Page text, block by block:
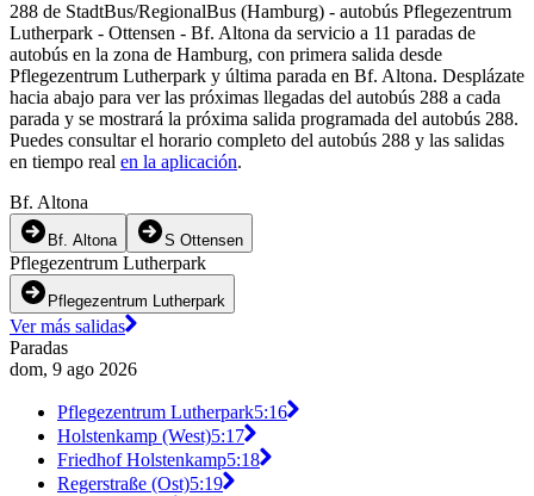
288 de StadtBus/RegionalBus (Hamburg) - autobús Pflegezentrum
Lutherpark - Ottensen - Bf. Altona da servicio a 11 paradas de
autobús en la zona de Hamburg, con primera salida desde
Pflegezentrum Lutherpark y última parada en Bf. Altona. Desplázate
hacia abajo para ver las próximas llegadas del autobús 288 a cada
parada y se mostrará la próxima salida programada del autobús 288.
Puedes consultar el horario completo del autobús 288 y las salidas
en tiempo real en la aplicación.
Bf. Altona
Bf. Altona S Ottensen
Pflegezentrum Lutherpark
Pflegezentrum Lutherpark
Ver más salidas
Paradas
dom, 9 ago 2026
Pflegezentrum Lutherpark5:16
Holstenkamp (West)5:17
Friedhof Holstenkamp5:18
Regerstraße (Ost)5:19